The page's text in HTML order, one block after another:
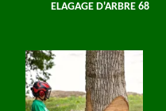
ELAGAGE D'ARBRE 68